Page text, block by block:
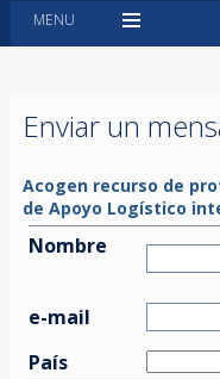
MENU
Enviar un
Acogen recurso de
de Apoyo Logístico
Nombre
e-mail
País